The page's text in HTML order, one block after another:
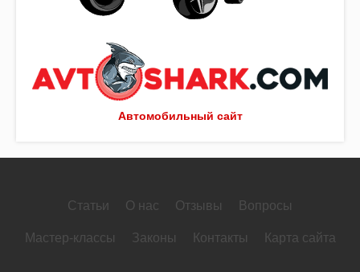
Автомобильный сайт
Статьи О нас Отзывы Вопросы
Мастер-классы Законы Контакты Карта сайта